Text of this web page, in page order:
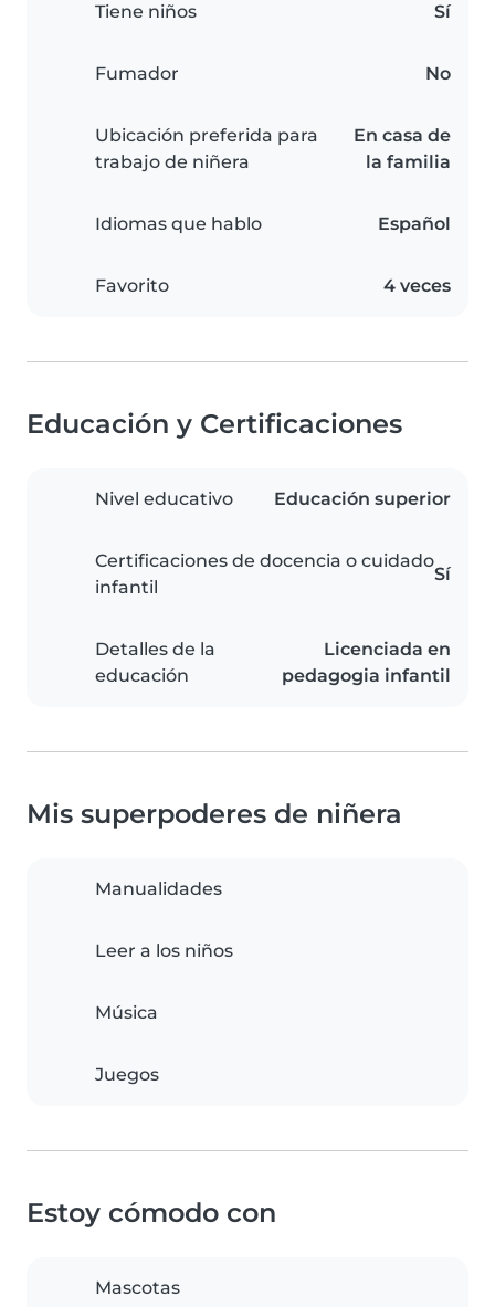
Tiene niños Sí
Fumador No
Ubicación preferida para
trabajo de niñera
En casa de
la familia
Idiomas que hablo Español
Favorito 4 veces
Educación y Certificaciones
Nivel educativo Educación superior
Certificaciones de docencia o cuidado
infantil
Sí
Detalles de la
educación
Licenciada en
pedagogia infantil
Mis superpoderes de niñera
Manualidades
Leer a los niños
Música
Juegos
Estoy cómodo con
Mascotas